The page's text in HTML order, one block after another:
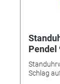
Pendel
Schlag